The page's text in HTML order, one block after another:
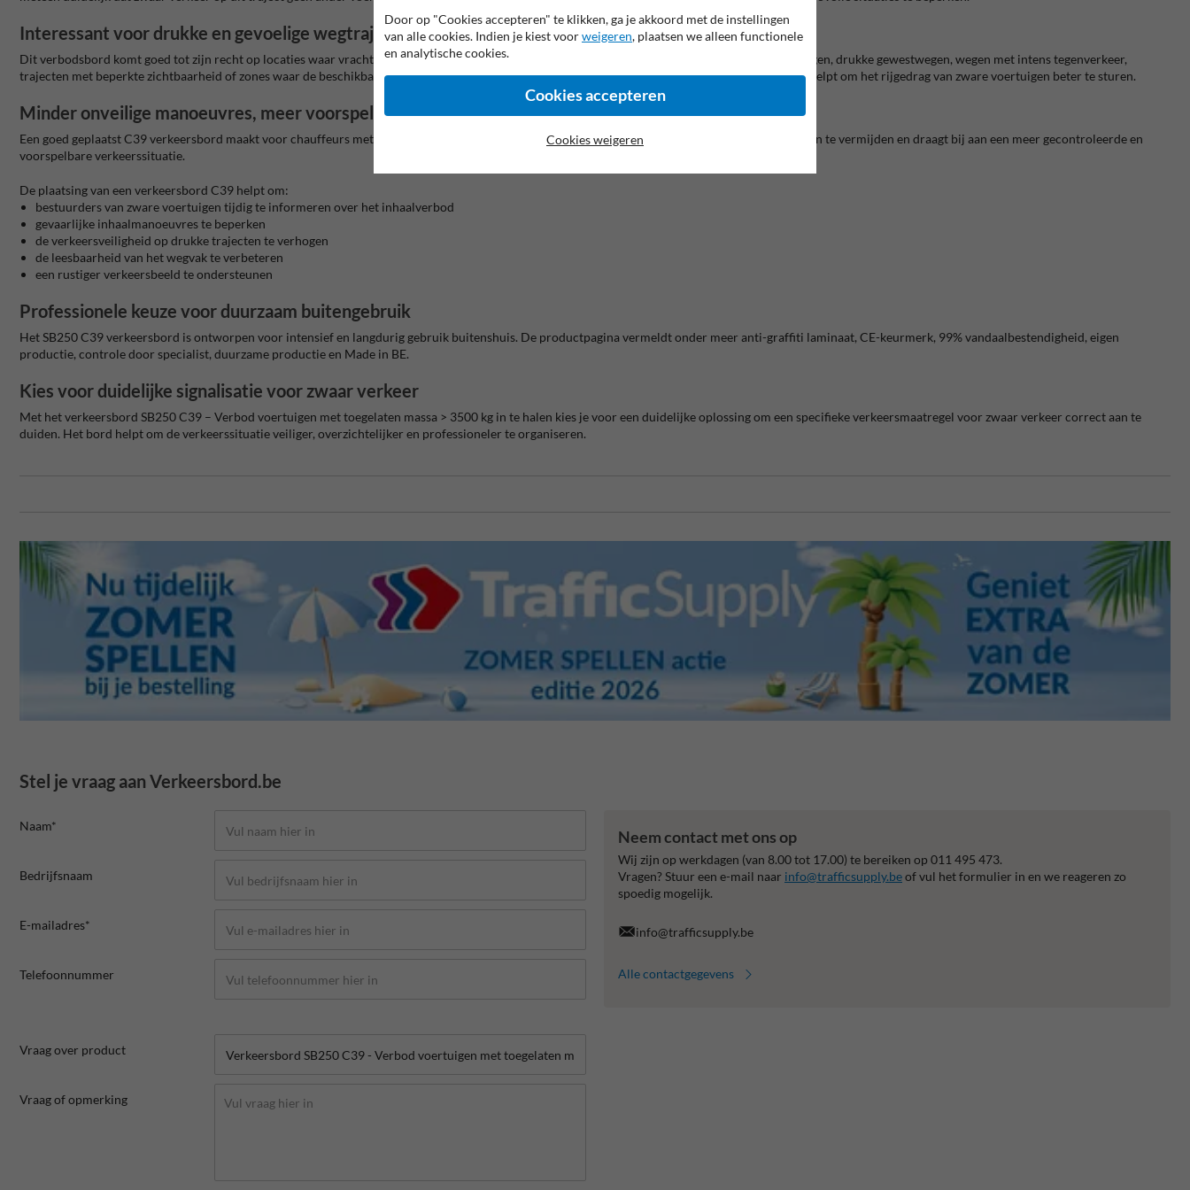
Interessant voor drukke en gevoelige wegtrajecten
Dit verbodsbord komt goed tot zijn recht op locaties waar vrachtverkeer een grote impact kan hebben op de verkeersafwikkeling. Denk aan hellingen, drukke gewestwegen, wegen met intens tegenverkeer,
trajecten met beperkte zichtbaarheid of zones waar de beschikbare ruimte beperkt is. Het bord ondersteunt een duidelijkere verkeersregeling en helpt om het rijgedrag van zware voertuigen beter te sturen.
Minder onveilige manoeuvres, meer voorspelbaarheid
Een goed geplaatst C39 verkeersbord maakt voor chauffeurs meteen zichtbaar welke beperking geldt. Dat helpt om onverwachte inhaalbewegingen te vermijden en draagt bij aan een meer gecontroleerde en
voorspelbare verkeerssituatie.
De plaatsing van een verkeersbord C39 helpt om:
bestuurders van zware voertuigen tijdig te informeren over het inhaalverbod
gevaarlijke inhaalmanoeuvres te beperken
de verkeersveiligheid op drukke trajecten te verhogen
de leesbaarheid van het wegvak te verbeteren
een rustiger verkeersbeeld te ondersteunen
Professionele keuze voor duurzaam buitengebruik
Het SB250 C39 verkeersbord is ontworpen voor intensief en langdurig gebruik buitenshuis. De productpagina vermeldt onder meer anti-graffiti laminaat, CE-keurmerk, 99% vandaalbestendigheid, eigen
productie, controle door specialist, duurzame productie en Made in BE.
Kies voor duidelijke signalisatie voor zwaar verkeer
Met het verkeersbord SB250 C39 – Verbod voertuigen met toegelaten massa > 3500 kg in te halen kies je voor een duidelijke oplossing om een specifieke verkeersmaatregel voor zwaar verkeer correct aan te
duiden. Het bord helpt om de verkeerssituatie veiliger, overzichtelijker en professioneler te organiseren.
Stel je vraag aan Verkeersbord.be
Naam*
Bedrijfsnaam
E-mailadres*
Telefoonnummer
Vraag over product
Vraag of opmerking
Neem contact met ons op
Wij zijn op werkdagen (van 8.00 tot 17.00) te bereiken op 011 495 473.
Vragen? Stuur een e-mail naar info@trafficsupply.beof vul het formulier in en we reageren zo
spoedig mogelijk.
info@trafficsupply.be
Alle contactgegevens
Door op "Cookies accepteren" te klikken, ga je akkoord met de instellingen
van alle cookies. Indien je kiest voorweigeren, plaatsen we alleen functionele
en analytische cookies.
Cookies accepteren
Cookies weigeren